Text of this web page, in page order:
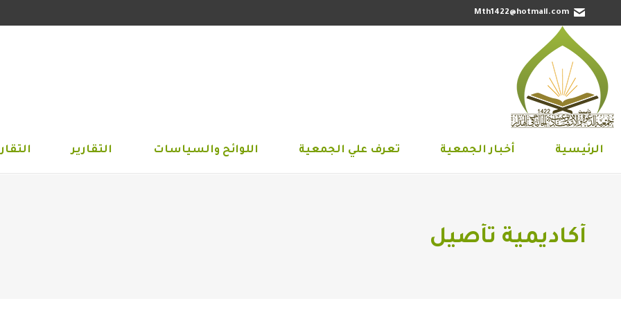
Mth1422@hotmail.com
الرئيسية أخبار الجمعية تعرف علي الجمعية اللوائح والسياسات التقارير
أكاديمية تأصيل
الرئيسية أخبار الجمعية تعرف علي الجمعية اللوائح والسياسات التقارير